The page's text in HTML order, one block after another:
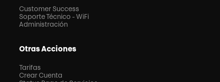
Customer Success
Soporte Técnico - WiFi
Administración
Otras Acciones
Tarifas
Crear Cuenta